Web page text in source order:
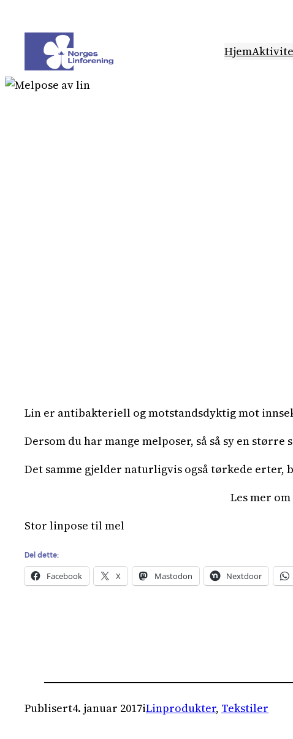
innhold
Hjem
Lin er antibakteriell og motstandsdyktig mot
Dersom du har mange melposer, så så sy en
Det samme gjelder naturligvis også tørkede erter,
Stor linpose til mel
Les mer
Del dette:
Facebook X Mastodon Nextdoor
Publisert4. januar 2017iLinprodukter, Tekstiler